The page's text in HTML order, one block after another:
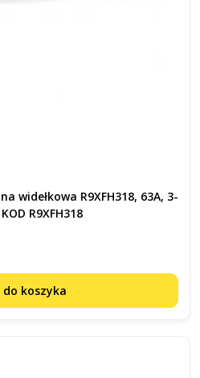
widełkowa R9XFH318, 63A, 3-
R9XFH318
do koszyka